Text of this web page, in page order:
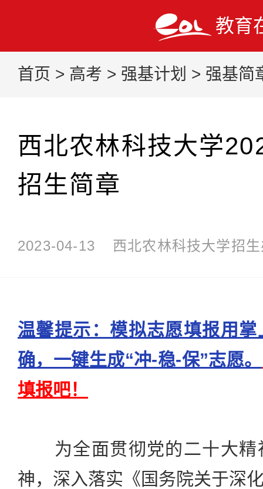
教育
首页 > 高考 > 强基计划 > 强基简
西北农林科技大学
招生简章
2023-04-13 西北农林科技大学招
温馨提示：模拟志愿填报用
确，一键生成“冲-稳-保”志愿。
填报吧！
为全面贯彻党的二十大精
神，深入落实《国务院关于深